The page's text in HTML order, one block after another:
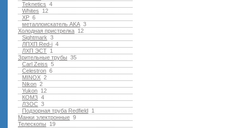
4
Teknetics
12
Whites
6
XP
3
металлоискатель AKA
12
Холодная пристрелка
3
Sightmark
4
ЛПХП Red-i
1
ЛХП ЭСТ
35
Зрительные трубы
5
Carl Zeiss
6
Celestron
2
MINOX
2
Nikon
12
Yukon
4
КОМЗ
3
ЛЗОС
1
Подзорная труба Redfield
9
Манки электронные
19
Телескопы